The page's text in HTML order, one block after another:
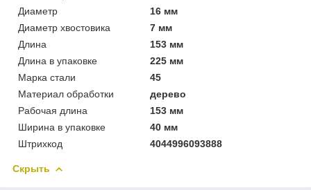
Диаметр
16 мм
Диаметр хвостовика
7 мм
Длина
153 мм
Длина в упаковке
225 мм
Марка стали
45
Материал обработки
дерево
Рабочая длина
153 мм
Ширина в упаковке
40 мм
Штрихкод
4044996093888
Скрыть